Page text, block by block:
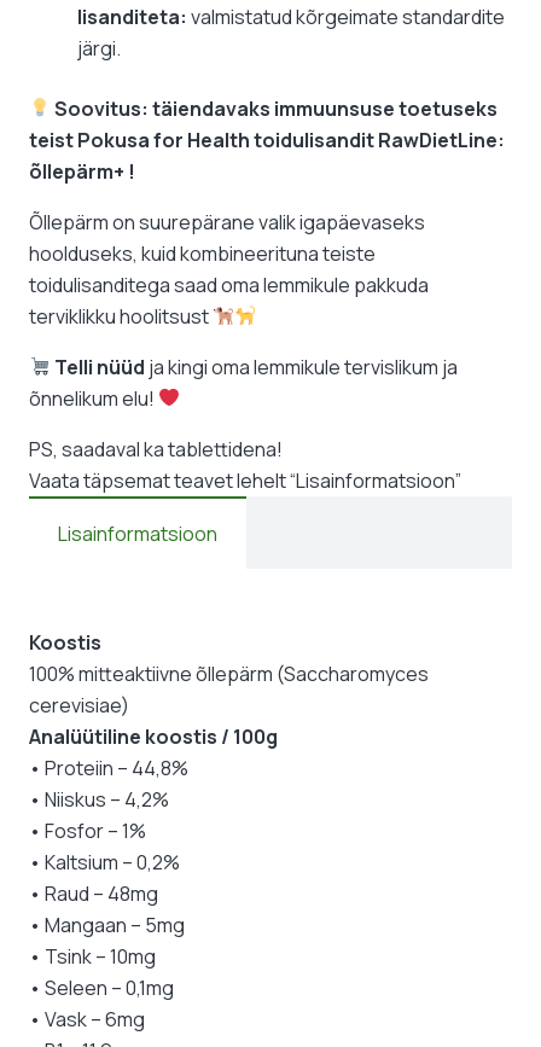
lisanditeta: valmistatud kõrgeimate standardite
järgi.
Soovitus: täiendavaks immuunsuse toetuseks
teist Pokusa for Health toidulisandit RawDietLine:
õllepärm+ !
Õllepärm on suurepärane valik igapäevaseks
hoolduseks, kuid kombineerituna teiste
toidulisanditega saad oma lemmikule pakkuda
terviklikku hoolitsust
Telli nüüd ja kingi oma lemmikule tervislikum ja
õnnelikum elu!
PS, saadaval ka tablettidena!
Vaata täpsemat teavet lehelt “Lisainformatsioon”
Lisainformatsioon
Koostis
100% mitteaktiivne õllepärm (Saccharomyces
cerevisiae)
Analüütiline koostis / 100g
• Proteiin – 44,8%
• Niiskus – 4,2%
• Fosfor – 1%
• Kaltsium – 0,2%
• Raud – 48mg
• Mangaan – 5mg
• Tsink – 10mg
• Seleen – 0,1mg
• Vask – 6mg